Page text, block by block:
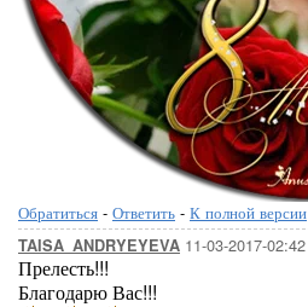
Обратиться - Ответить - К полной версии
TAISA_ANDRYEYEVA 11-03-2017-02:42
Прелесть!!!
Благодарю Вас!!!